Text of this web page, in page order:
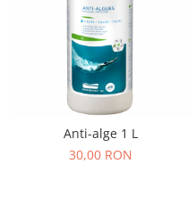
Anti-alge 1 L
30,00 RON